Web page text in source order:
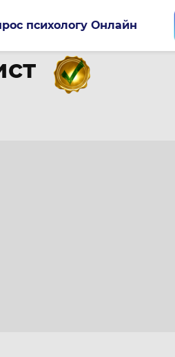
психологу Онлайн